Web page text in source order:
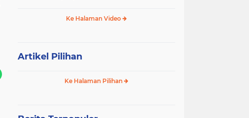
Ke Halaman Video
Artikel Pilihan
Ke Halaman Pilihan